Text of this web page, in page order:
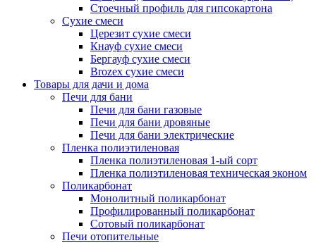
Стоечный профиль для гипсокартона
Сухие смеси
Церезит сухие смеси
Кнауф сухие смеси
Бергауф сухие смеси
Brozex сухие смеси
Товары для дачи и дома
Печи для бани
Печи для бани газовые
Печи для бани дровяные
Печи для бани электрические
Пленка полиэтиленовая
Пленка полиэтиленовая 1-ый сорт
Пленка полиэтиленовая техническая эконом
Поликарбонат
Монолитный поликарбонат
Профилированный поликарбонат
Сотовый поликарбонат
Печи отопительные